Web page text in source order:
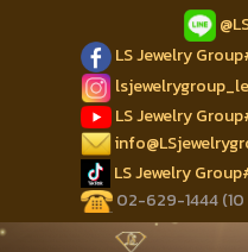
LS Jewelry
LS Jewelry
LS Jewelry
02-629-1444